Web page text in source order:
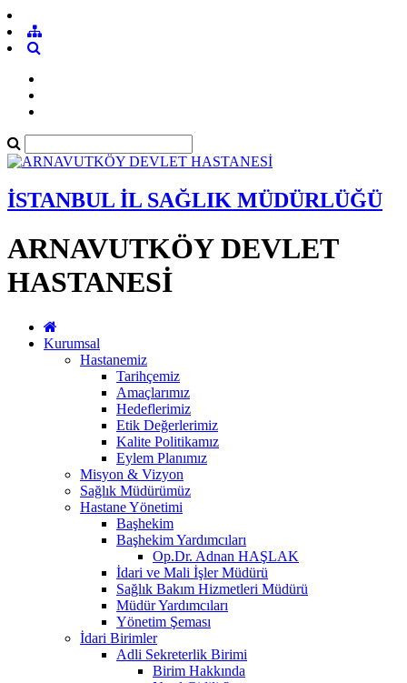
İSTANBUL İL SAĞLIK MÜDÜRLÜĞÜ
ARNAVUTKÖY DEVLET
HASTANESİ
Kurumsal
Hastanemiz
Tarihçemiz
Amaçlarımız
Hedeflerimiz
Etik Değerlerimiz
Kalite Politikamız
Eylem Planımız
Misyon & Vizyon
Sağlık Müdürümüz
Hastane Yönetimi
Başhekim
Başhekim Yardımcıları
Op.Dr. Adnan HAŞLAK
İdari ve Mali İşler Müdürü
Sağlık Bakım Hizmetleri Müdürü
Müdür Yardımcıları
Yönetim Şeması
İdari Birimler
Adli Sekreterlik Birimi
Birim Hakkında